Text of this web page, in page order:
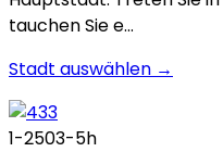
tauchen Sie e…
Stadt auswählen →
1-2503-5h